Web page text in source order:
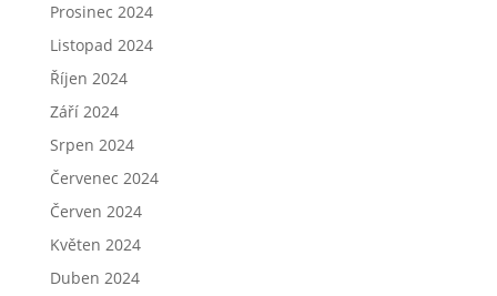
Prosinec 2024
Listopad 2024
Říjen 2024
Září 2024
Srpen 2024
Červenec 2024
Červen 2024
Květen 2024
Duben 2024